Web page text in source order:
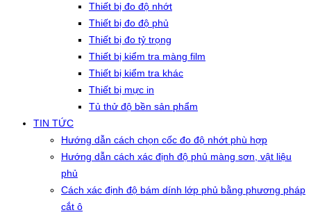
Thiết bị đo độ nhớt
Thiết bị đo độ phủ
Thiết bị đo tỷ trọng
Thiết bị kiểm tra màng film
Thiết bị kiểm tra khác
Thiết bị mực in
Tủ thử độ bền sản phẩm
TIN TỨC
Hướng dẫn cách chọn cốc đo độ nhớt phù hợp
Hướng dẫn cách xác định độ phủ màng sơn, vật liệu
phủ
Cách xác định độ bám dính lớp phủ bằng phương pháp
cắt ô